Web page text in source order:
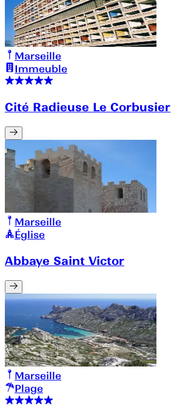
Marseille
Immeuble
Cité Radieuse Le Corbusier
Marseille
Église
Abbaye Saint Victor
Marseille
Plage